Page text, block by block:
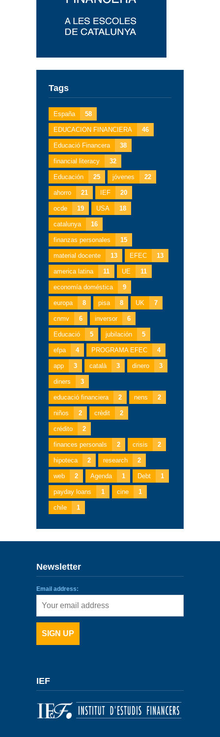
Tags
España 58
EDUCACION FINANCIERA 46
Educació Financera 38
financial literacy 32
Educación 25 jóvenes 22
ahorro 21 IEF 20
ocde 19 USA 18
catalunya 16
finanzas personales 15
material docente 13 EFEC 13
america latina 11 UE 11
economía doméstica 9
europa 8 pisa 8 UK 7
cnmv 6 inversor 6
Educació 5 jubilación 5
efpa 4 PROGRAMA EFEC 4
app 3 català 3 dinero 3
diners 3
educació financiera 2 nens 2
niños 2 crèdit 2
crédito 2
finances personals 2 crisis 2
hipoteca 2 research 2
web 2 Agenda 1 Debt 1
payday loans 1 cine 1
chile 1
Newsletter
Email address:
IEF